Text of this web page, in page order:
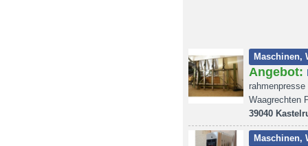
Maschinen,
Angebot:
Waagrechten
39040
Maschinen,